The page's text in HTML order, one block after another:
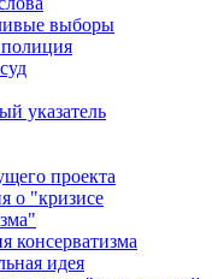
выборы
указатель
проекта
о "кризисе
консерватизма
идея